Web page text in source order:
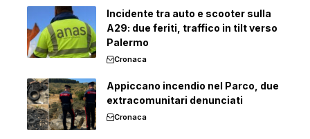
Incidente tra auto e scooter sulla
A29: due feriti, traffico in tilt verso
Palermo
Cronaca
Appiccano incendio nel Parco, due
extracomunitari denunciati
Cronaca